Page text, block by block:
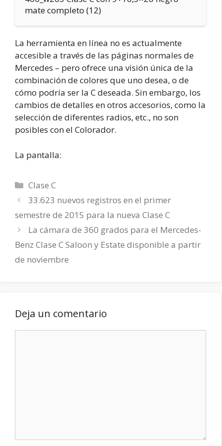
mate completo (12)
La herramienta en línea no es actualmente
accesible a través de las páginas normales de
Mercedes – pero ofrece una visión única de la
combinación de colores que uno desea, o de
cómo podría ser la C deseada. Sin embargo, los
cambios de detalles en otros accesorios, como la
selección de diferentes radios, etc., no son
posibles con el Colorador.
La pantalla:
Categorías
Clase C
33.623 nuevos registros en el primer
semestre de 2015 para la nueva Clase C
La cámara de 360 grados para el Mercedes-
Benz Clase C Saloon y Estate disponible a partir
de noviembre
Deja un comentario